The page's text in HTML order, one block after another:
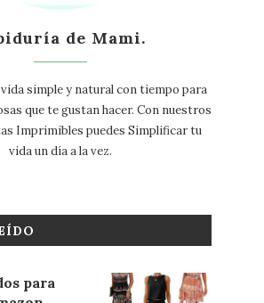
de Mami.
simple y natural con tiempo para
que te gustan hacer. Con nuestros
Imprimibles puedes Simplificar tu
vida un día a la vez.
para